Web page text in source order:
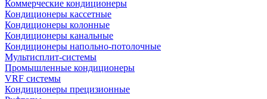
Коммерческие кондиционеры
Кондиционеры кассетные
Кондиционеры колонные
Кондиционеры канальные
Кондиционеры напольно-потолочные
Мультисплит-системы
Промышленные кондиционеры
VRF системы
Кондиционеры прецизионные